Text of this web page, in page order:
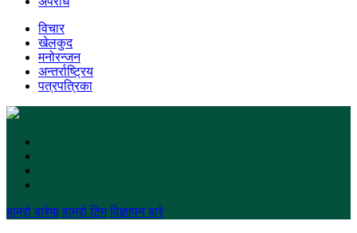
विचार
खेलकुद
मनोरन्जन
अन्तर्राष्ट्रिय
पत्रपत्रिका
हाम्रो बारेमा हाम्रो टिम विज्ञापन बारे